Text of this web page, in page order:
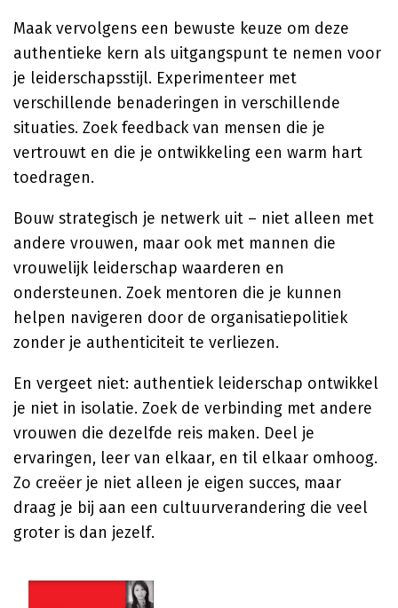
Maak vervolgens een bewuste keuze om deze
authentieke kern als uitgangspunt te nemen voor
je leiderschapsstijl. Experimenteer met
verschillende benaderingen in verschillende
situaties. Zoek feedback van mensen die je
vertrouwt en die je ontwikkeling een warm hart
toedragen.
Bouw strategisch je netwerk uit – niet alleen met
andere vrouwen, maar ook met mannen die
vrouwelijk leiderschap waarderen en
ondersteunen. Zoek mentoren die je kunnen
helpen navigeren door de organisatiepolitiek
zonder je authenticiteit te verliezen.
En vergeet niet: authentiek leiderschap ontwikkel
je niet in isolatie. Zoek de verbinding met andere
vrouwen die dezelfde reis maken. Deel je
ervaringen, leer van elkaar, en til elkaar omhoog.
Zo creëer je niet alleen je eigen succes, maar
draag je bij aan een cultuurverandering die veel
groter is dan jezelf.